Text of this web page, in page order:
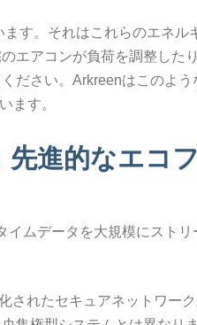
す。それはこれらのエネル
エアコンが負荷を調整した
ださい。Arkreenはこのよ
ます。
進的なエコ
ムデータを大規模にスト
されたセキュアネットワー